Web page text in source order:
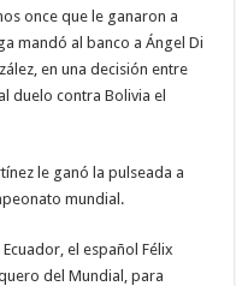
once que le ganaron a
mandó al banco a Ángel Di
en una decisión entre
duelo contra Bolivia el
le ganó la pulseada a
mundial.
el español Félix
del Mundial, para